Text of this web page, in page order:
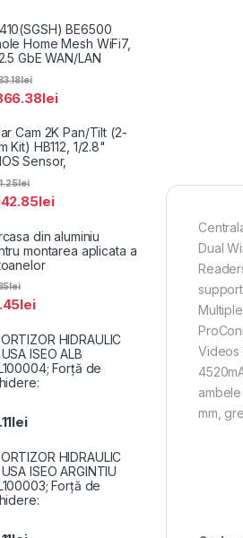
Dual
Videos
mm,
BE6500
Home Mesh WiFi7,
GbE WAN/LAN
lei
lei
Cam 2K Pan/Tilt (2-
Kit) HB112, 1/2.8"
Sensor,
lei
lei
din aluminiu
montarea aplicata a
lei
lei
HIDRAULIC
ISEO ALB
Forță de
lei
HIDRAULIC
ISEO ARGINTIU
Forță de